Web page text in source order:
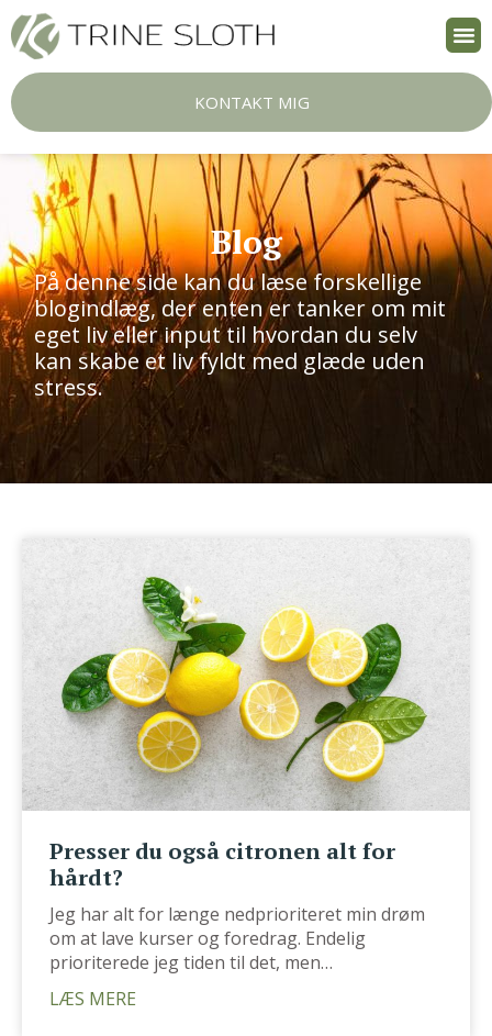
KONTAKT MIG
Blog
På denne side kan du læse forskellige
blogindlæg, der enten er tanker om mit
eget liv eller input til hvordan du selv
kan skabe et liv fyldt med glæde uden
stress.
Presser du også citronen alt for
hårdt?
Jeg har alt for længe nedprioriteret min drøm
om at lave kurser og foredrag. Endelig
prioriterede jeg tiden til det, men…
LÆS MERE